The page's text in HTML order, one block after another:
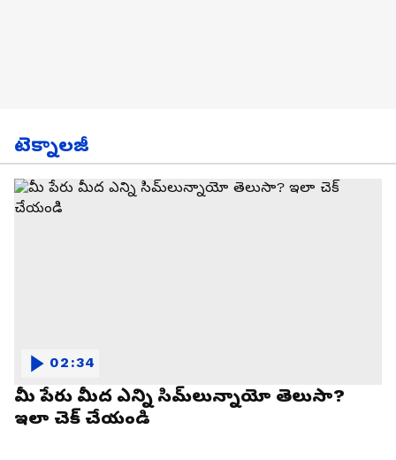
టెక్నాలజీ
మీ పేరు మీద ఎన్ని సిమ్‌లున్నాయో తెలుసా?
ఇలా చెక్ చేయండి
02:34